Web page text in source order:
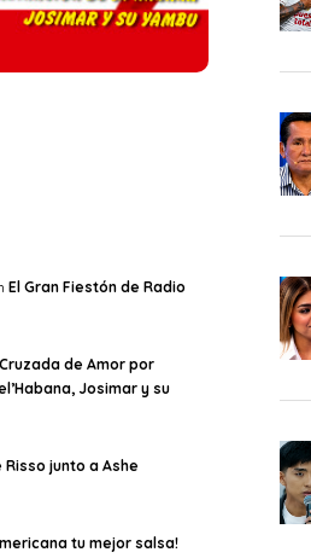
El Gran Fiestón de Radio
Cruzada de Amor por
Josimar y su
Risso junto a Ashe
tu mejor salsa!